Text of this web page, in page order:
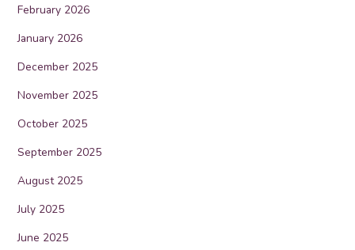
February 2026
January 2026
December 2025
November 2025
October 2025
September 2025
August 2025
July 2025
June 2025